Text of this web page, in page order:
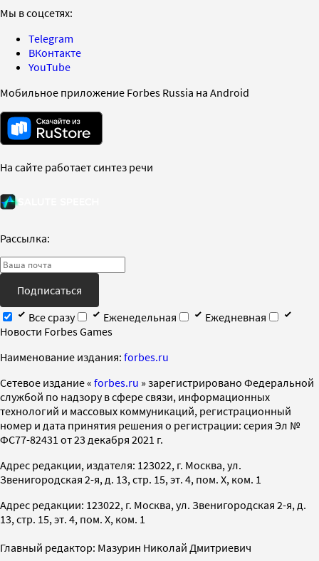
Мы в соцсетях:
Telegram
ВКонтакте
YouTube
Мобильное приложение Forbes Russia на Android
На сайте работает синтез речи
Рассылка:
Подписаться
Все сразу
Еженедельная
Ежедневная
Новости Forbes Games
Наименование издания: forbes.ru
Cетевое издание « forbes.ru » зарегистрировано Федеральной
службой по надзору в сфере связи, информационных
технологий и массовых коммуникаций, регистрационный
номер и дата принятия решения о регистрации: серия Эл №
ФС77-82431 от 23 декабря 2021 г.
Адрес редакции, издателя: 123022, г. Москва, ул.
Звенигородская 2-я, д. 13, стр. 15, эт. 4, пом. X, ком. 1
Адрес редакции: 123022, г. Москва, ул. Звенигородская 2-я, д.
13, стр. 15, эт. 4, пом. X, ком. 1
Главный редактор: Мазурин Николай Дмитриевич